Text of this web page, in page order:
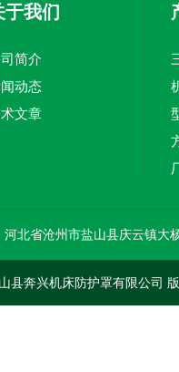
于我们
简介
动态
文章
河北省沧州市盐山县庆云镇大
县奔兴机床防护罩有限公司